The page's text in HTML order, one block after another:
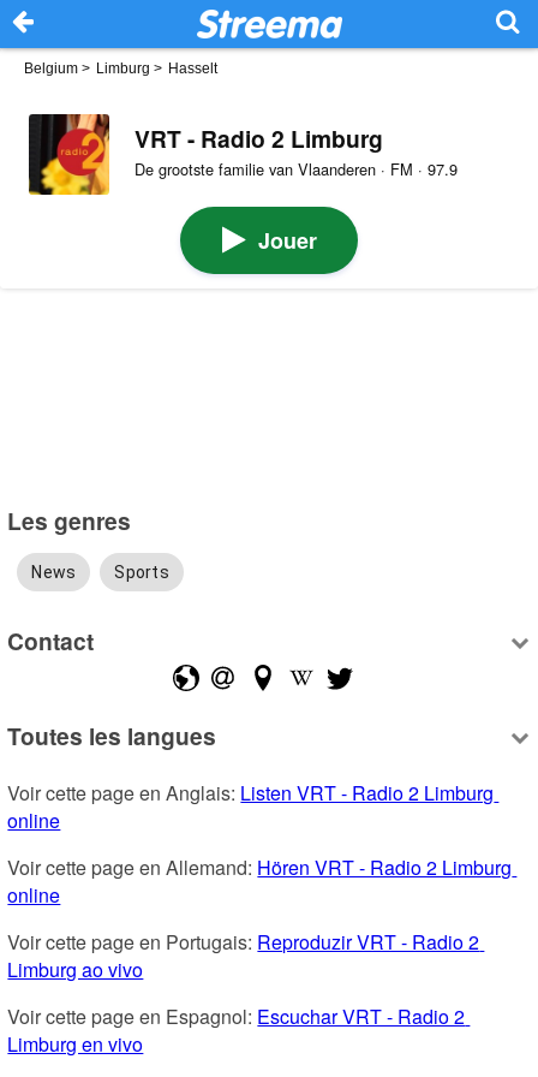
Belgium > Limburg > Hasselt
VRT - Radio 2 Limburg
De grootste familie van Vlaanderen · FM · 97.9
Jouer
Les genres
News Sports
Contact
Toutes les langues
Voir cette page en Anglais: Listen VRT - Radio 2 Limburg
online
Voir cette page en Allemand: Hören VRT - Radio 2 Limburg
online
Voir cette page en Portugais: Reproduzir VRT - Radio 2
Limburg ao vivo
Voir cette page en Espagnol: Escuchar VRT - Radio 2
Limburg en vivo